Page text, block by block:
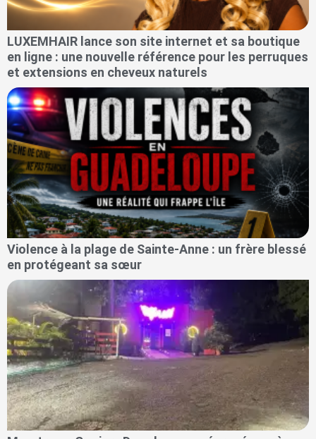
LUXEMHAIR lance son site internet et sa boutique
en ligne : une nouvelle référence pour les perruques
et extensions en cheveux naturels
Violence à la plage de Sainte-Anne : un frère blessé
en protégeant sa sœur